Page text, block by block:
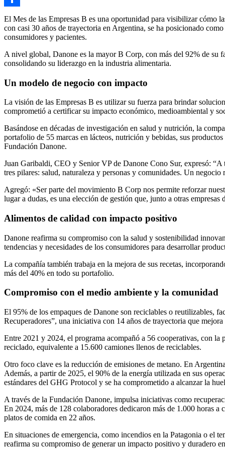
Compartir
El Mes de las Empresas B es una oportunidad para visibilizar cómo
con casi 30 años de trayectoria en Argentina, se ha posicionado
consumidores y pacientes.
A nivel global, Danone es la mayor B Corp, con más del 92% de su
consolidando su liderazgo en la industria alimentaria.
Un modelo de negocio con impacto
La visión de las Empresas B es utilizar su fuerza para brindar
comprometió a certificar su impacto económico, medioambiental y
Basándose en décadas de investigación en salud y nutrición, la
portafolio de 55 marcas en lácteos, nutrición y bebidas, sus
Fundación Danone.
Juan Garibaldi, CEO y Senior VP de Danone Cono Sur, expresó: “A
tres pilares: salud, naturaleza y personas y comunidades. Un
Agregó: «Ser parte del movimiento B Corp nos permite reforzar
lugar a dudas, es una elección de gestión que, junto a otras
Alimentos de calidad con impacto positivo
Danone reafirma su compromiso con la salud y sostenibilidad
tendencias y necesidades de los consumidores para desarrollar
La compañía también trabaja en la mejora de sus recetas,
más del 40% en todo su portafolio.
Compromiso con el medio ambiente y la comunidad
El 95% de los empaques de Danone son reciclables o reutilizables,
Recuperadores”, una iniciativa con 14 años de trayectoria que
Entre 2021 y 2024, el programa acompañó a 56 cooperativas, con la
reciclado, equivalente a 15.600 camiones llenos de reciclables.
Otro foco clave es la reducción de emisiones de metano. En
Además, a partir de 2025, el 90% de la energía utilizada en sus
estándares del GHG Protocol y se ha comprometido a alcanzar la
A través de la Fundación Danone, impulsa iniciativas como
En 2024, más de 128 colaboradores dedicaron más de 1.000 horas
platos de comida en 22 años.
En situaciones de emergencia, como incendios en la Patagonia o el
reafirma su compromiso de generar un impacto positivo y duradero